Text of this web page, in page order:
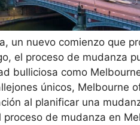
un nuevo comienzo que
el proceso de mudanza
bulliciosa como
únicos, Melbourne
al planificar una
de mudanza en